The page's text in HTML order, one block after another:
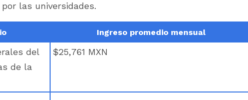
las universidades.
Ingreso promedio mensual
del
de la
$25,761 MXN